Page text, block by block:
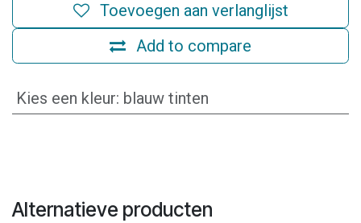
Add to compare
Toevoegen aan verlanglijst
Kies een kleur: blauw tinten
Alternatieve producten